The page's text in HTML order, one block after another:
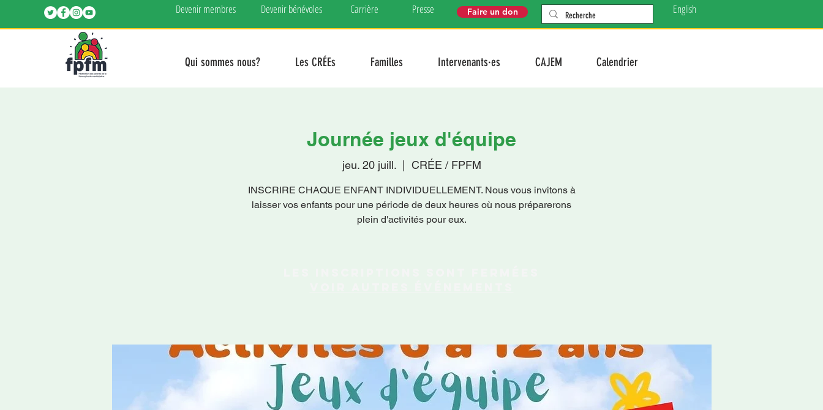
Devenir membres Devenir bénévoles Carrière Presse Faire un don English
Qui sommes nous? Les CRÉEs Familles Intervenants·es CAJEM Calendrier
Journée jeux d'équipe
jeu. 20 juill.
  |
CRÉE / FPFM
INSCRIRE CHAQUE ENFANT INDIVIDUELLEMENT. Nous vous invitons à
laisser vos enfants pour une période de deux heures où nous préparerons
plein d'activités pour eux.